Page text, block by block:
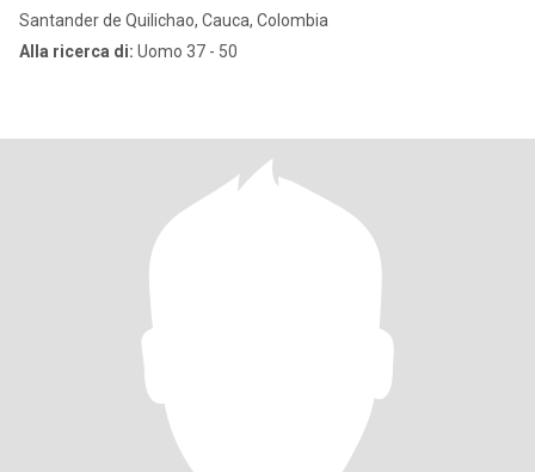
Santander de Quilichao, Cauca, Colombia
Alla ricerca di: Uomo 37 - 50